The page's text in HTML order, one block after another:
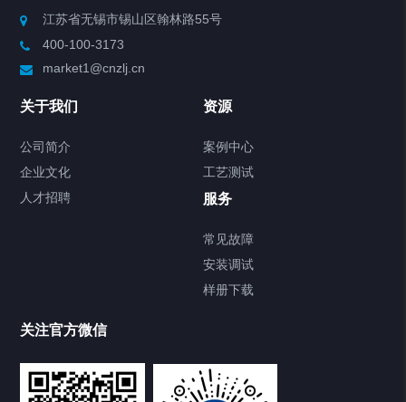
制冷加热动态控温系统
Chiller气体控温系统
Chamber试验箱
TCU温度控制单元
江苏省无锡市锡山区翰林路55号
400-100-3173
market1@cnzlj.cn
关于我们
公司简介
企业文化
人才招聘
资源
案例中心
工艺测试
服务
常见故障
安装调试
样册下载
关注官方微信